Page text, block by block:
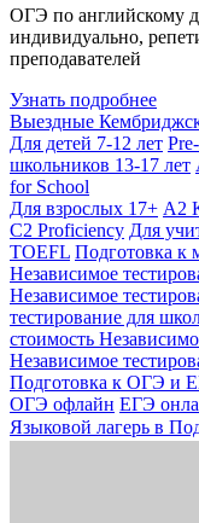
ОГЭ по английскому
индивидуально,
преподавателей
Узнать подробнее
Выездные
Для детей 7-12 лет
школьников 13-17 лет
for School
Для взрослых 17+ A2
C2 Proficiency Для
TOEFL Подготовка к
Независимое
Независимое
тестирование для
стоимость
Независимое
Подготовка к ОГЭ и
ОГЭ офлайн ЕГЭ
Языковой лагерь в